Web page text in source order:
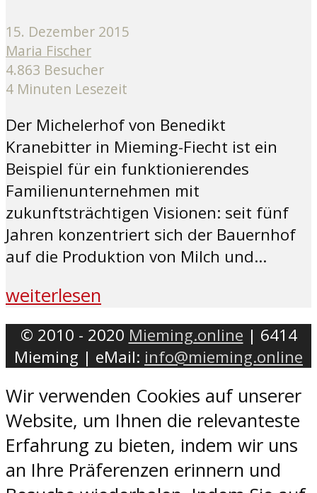
15. Dezember 2015
Maria Fischer
4.863 Besucher
4 Minuten Lesezeit
Der Michelerhof von Benedikt
Kranebitter in Mieming-Fiecht ist ein
Beispiel für ein funktionierendes
Familienunternehmen mit
zukunftsträchtigen Visionen: seit fünf
Jahren konzentriert sich der Bauernhof
auf die Produktion von Milch und...
weiterlesen
© 2010 - 2020 Mieming.online | 6414
Mieming | eMail: info@mieming.online
Wir verwenden Cookies auf unserer
Website, um Ihnen die relevanteste
Erfahrung zu bieten, indem wir uns
an Ihre Präferenzen erinnern und